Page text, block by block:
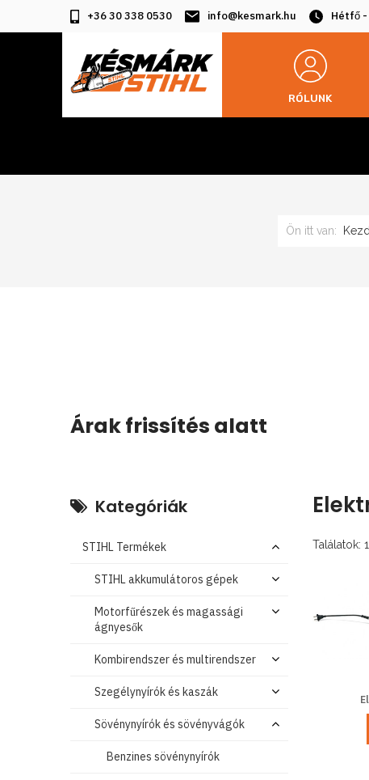
+36 30 338 0530 info@kesmark.hu Hétfő
RÓLUNK
Ön itt van:
Árak frissítés alatt
Találatok:
Kategóriák
STIHL Termékek
STIHL akkumulátoros gépek
Motorfűrészek és magassági
ágnyesők
Kombirendszer és multirendszer
Szegélynyírók és kaszák
Sövénynyírók és sövényvágók
Benzines sövénynyírók